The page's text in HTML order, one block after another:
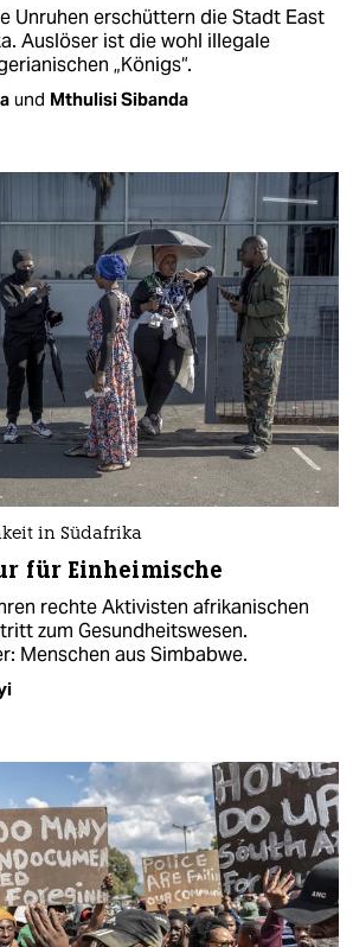
Unruhen erschüttern die Stadt East
Auslöser ist die wohl illegale
„Königs“.
und Mthulisi Sibanda
in Südafrika
für Einheimische
rechte Aktivisten afrikanischen
zum Gesundheitswesen.
Menschen aus Simbabwe.